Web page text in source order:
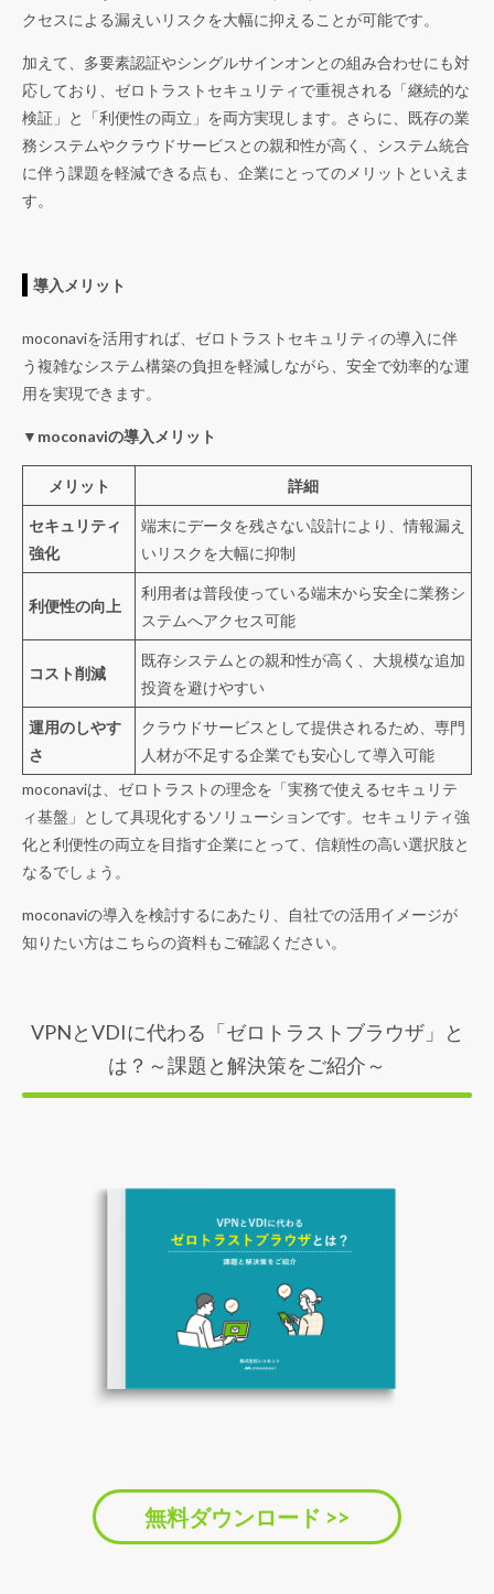
クセスによる漏えいリスクを大幅に抑えることが可能です。
加えて、多要素認証やシングルサインオンとの組み合わせにも対
応しており、ゼロトラストセキュリティで重視される「継続的な
検証」と「利便性の両立」を両方実現します。さらに、既存の業
務システムやクラウドサービスとの親和性が高く、システム統合
に伴う課題を軽減できる点も、企業にとってのメリットといえま
す。
導入メリット
moconaviを活用すれば、ゼロトラストセキュリティの導入に伴
う複雑なシステム構築の負担を軽減しながら、安全で効率的な運
用を実現できます。
▼moconaviの導入メリット
メリット 詳細
セキュリティ
強化
端末にデータを残さない設計により、情報漏え
いリスクを大幅に抑制
利便性の向上
利用者は普段使っている端末から安全に業務シ
ステムへアクセス可能
コスト削減
既存システムとの親和性が高く、大規模な追加
投資を避けやすい
運用のしやす
さ
クラウドサービスとして提供されるため、専門
人材が不足する企業でも安心して導入可能
moconaviは、ゼロトラストの理念を「実務で使えるセキュリテ
ィ基盤」として具現化するソリューションです。セキュリティ強
化と利便性の両立を目指す企業にとって、信頼性の高い選択肢と
なるでしょう。
moconaviの導入を検討するにあたり、自社での活用イメージが
知りたい方はこちらの資料もご確認ください。
VPNとVDIに代わる「ゼロトラストブラウザ」と
は？～課題と解決策をご紹介～
無料ダウンロード >>